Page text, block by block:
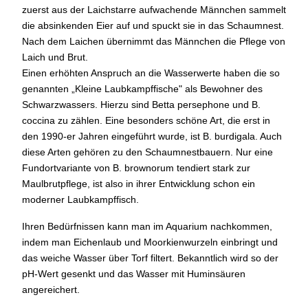
zuerst aus der Laichstarre aufwachende Männchen sammelt
die absinkenden Eier auf und spuckt sie in das Schaumnest.
Nach dem Laichen übernimmt das Männchen die Pflege von
Laich und Brut.
Einen erhöhten Anspruch an die Wasserwerte haben die so
genannten „Kleine Laubkampffische" als Bewohner des
Schwarzwassers. Hierzu sind Betta persephone und B.
coccina zu zählen. Eine besonders schöne Art, die erst in
den 1990-er Jahren eingeführt wurde, ist B. burdigala. Auch
diese Arten gehören zu den Schaumnestbauern. Nur eine
Fundortvariante von B. brownorum tendiert stark zur
Maulbrutpflege, ist also in ihrer Entwicklung schon ein
moderner Laubkampffisch.
Ihren Bedürfnissen kann man im Aquarium nachkommen,
indem man Eichenlaub und Moorkienwurzeln einbringt und
das weiche Wasser über Torf filtert. Bekanntlich wird so der
pH-Wert gesenkt und das Wasser mit Huminsäuren
angereichert.